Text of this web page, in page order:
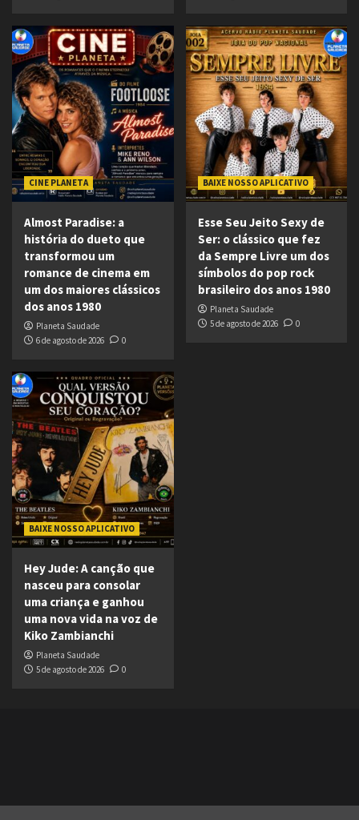
CINE PLANETA
Almost Paradise: a
história do dueto que
transformou um
romance de cinema em
um dos maiores clássicos
dos anos 1980
Planeta Saudade
6 de agosto de 2026
0
BAIXE NOSSO APLICATIVO
Esse Seu Jeito Sexy de
Ser: o clássico que fez
da Sempre Livre um dos
símbolos do pop rock
brasileiro dos anos 1980
Planeta Saudade
5 de agosto de 2026
0
BAIXE NOSSO APLICATIVO
Hey Jude: A canção que
nasceu para consolar
uma criança e ganhou
uma nova vida na voz de
Kiko Zambianchi
Planeta Saudade
5 de agosto de 2026
0